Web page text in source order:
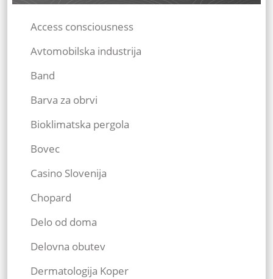
Access consciousness
Avtomobilska industrija
Band
Barva za obrvi
Bioklimatska pergola
Bovec
Casino Slovenija
Chopard
Delo od doma
Delovna obutev
Dermatologija Koper